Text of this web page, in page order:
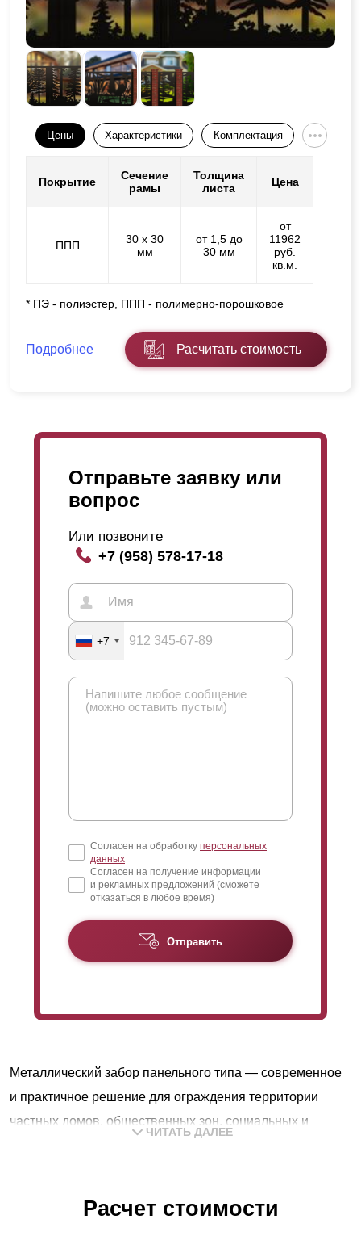
Цены Характеристики Комплектация
Покрытие
Сечение
рамы
Толщина
листа
Цена
ППП
30 х 30
мм
от 1,5 до
30 мм
от
11962
руб.
кв.м.
* ПЭ - полиэстер, ППП - полимерно-порошковое
Подробнее Расчитать стоимость
Отправьте заявку или
вопрос
Или позвоните
+7 (958) 578-17-18
+7
Согласен на обработку персональных
данных
Согласен на получение информации
и рекламных предложений (сможете
отказаться в любое время)
Отправить
Металлический забор панельного типа — современное
и практичное решение для ограждения территории
частных домов, общественных зон, социальных и
солнечного света и потоков воздуха на участок,
ЧИТАТЬ ДАЛЕЕ
Расчет стоимости